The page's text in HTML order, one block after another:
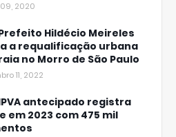
2020
Prefeito Hildécio Meireles
a requalificação urbana
no Morro de São Paulo
11, 2022
IPVA antecipado registra
em 2023 com 475 mil